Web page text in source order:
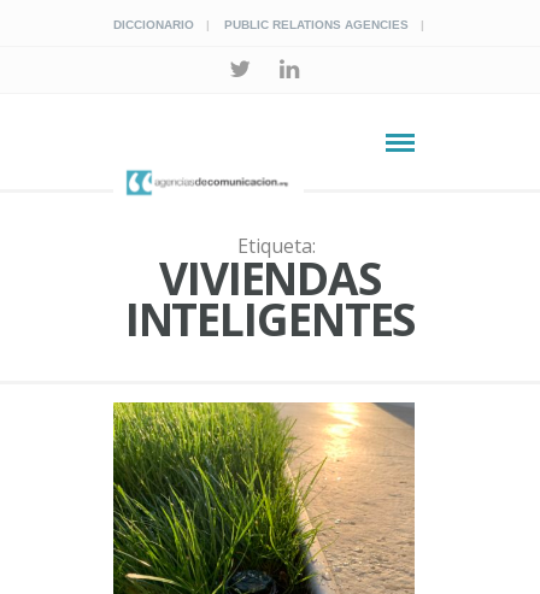
DICCIONARIO PUBLIC RELATIONS AGENCIES
Etiqueta:
VIVIENDAS
INTELIGENTES